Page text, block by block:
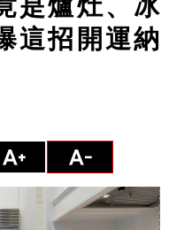
是爐灶、冰
這招開運納